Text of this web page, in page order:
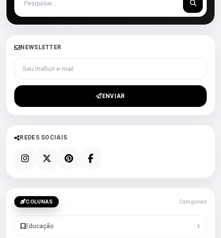
NEWSLETTER
Seu melhor e-mail
ENVIAR
REDES SOCIAIS
COLUNAS Categorias
Educação